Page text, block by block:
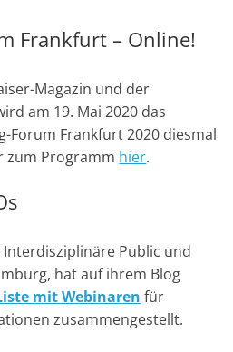
Frankfurt – Online!
Magazin und der
am 19. Mai 2020 das
Forum Frankfurt 2020 diesmal
zum Programm hier.
Public und
hat auf ihrem Blog
mit Webinaren für
zusammengestellt.